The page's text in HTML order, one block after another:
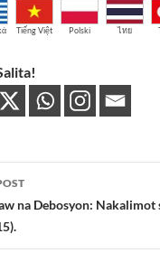
Tiếng Việt Polski ไทย
na Debosyon: Nakalimot